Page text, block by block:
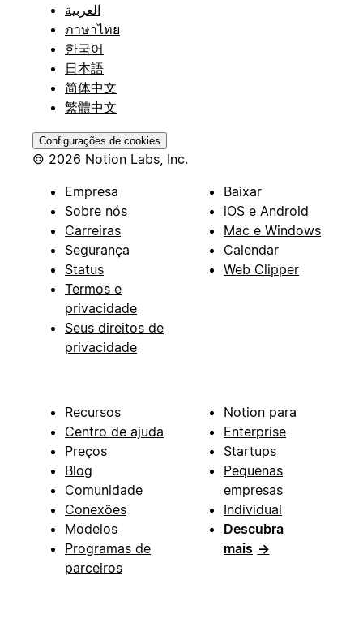
العربية
ภาษาไทย
한국어
日本語
简体中文
繁體中文
Configurações de cookies
© 2026 Notion Labs, Inc.
Empresa
Sobre nós
Carreiras
Segurança
Status
Termos e
privacidade
Seus direitos de
privacidade
Baixar
iOS e Android
Mac e Windows
Calendar
Web Clipper
Recursos
Centro de ajuda
Preços
Blog
Comunidade
Conexões
Modelos
Programas de
parceiros
Notion para
Enterprise
Startups
Pequenas
empresas
Individual
Descubra
mais →